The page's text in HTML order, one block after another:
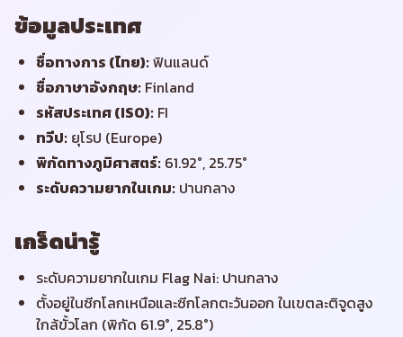
ข้อมูลประเทศ
ชื่อทางการ (ไทย):ฟินแลนด์
ชื่อภาษาอังกฤษ: Finland
รหัสประเทศ (ISO): FI
ทวีป: ยุโรป (Europe)
พิกัดทางภูมิศาสตร์: 61.92°, 25.75°
ระดับความยากในเกม: ปานกลาง
เกร็ดน่ารู้
ระดับความยากในเกม Flag Nai: ปานกลาง
ตั้งอยู่ในซีกโลกเหนือและซีกโลกตะวันออก ในเขตละติจูดสูง
ใกล้ขั้วโลก (พิกัด 61.9°, 25.8°)